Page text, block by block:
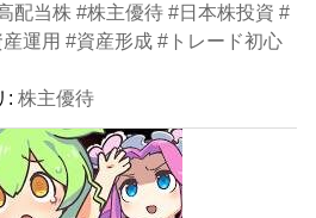
配当株 #株主優待 #日本株投資 #
運用 #資産形成 #トレード初心
:株主優待